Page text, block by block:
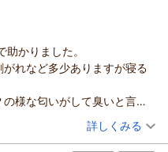
ております。
にありがとうございます。
ただけたようで、大変嬉し
もご興味をお持ちいただき
いますので、次回お越しの
ませ。スタッフからもお勧
かりました。
れなど多少ありますが寝る
様な匂いがして臭いと言わ
と、入口側のコンセントを
延長コードがありデスクの
（投稿日：2026/06/08）
詳しくみる